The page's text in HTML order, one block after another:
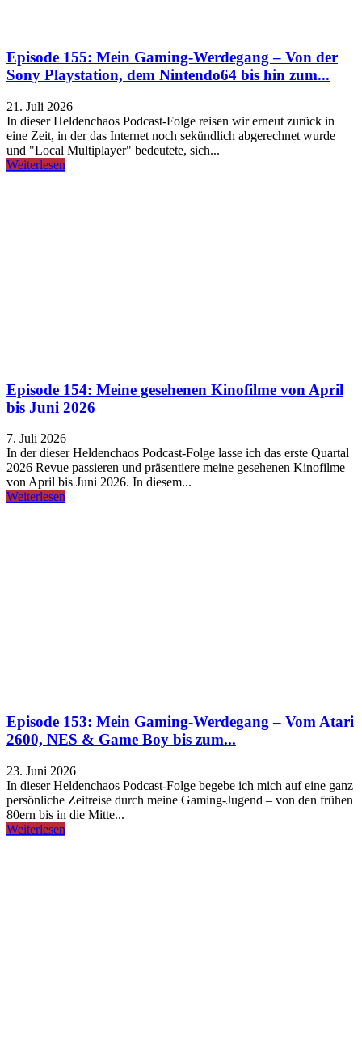
Episode 155: Mein Gaming-Werdegang – Von der
Sony Playstation, dem Nintendo64 bis hin zum...
21. Juli 2026
In dieser Heldenchaos Podcast-Folge reisen wir erneut zurück in
eine Zeit, in der das Internet noch sekündlich abgerechnet wurde
und "Local Multiplayer" bedeutete, sich...
Weiterlesen
Episode 154: Meine gesehenen Kinofilme von April
bis Juni 2026
7. Juli 2026
In der dieser Heldenchaos Podcast-Folge lasse ich das erste Quartal
2026 Revue passieren und präsentiere meine gesehenen Kinofilme
von April bis Juni 2026. In diesem...
Weiterlesen
Episode 153: Mein Gaming-Werdegang – Vom Atari
2600, NES & Game Boy bis zum...
23. Juni 2026
In dieser Heldenchaos Podcast-Folge begebe ich mich auf eine ganz
persönliche Zeitreise durch meine Gaming-Jugend – von den frühen
80ern bis in die Mitte...
Weiterlesen